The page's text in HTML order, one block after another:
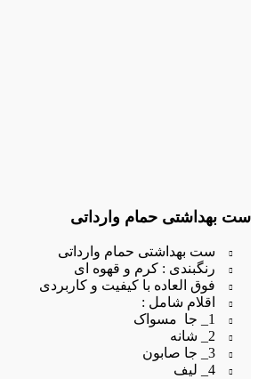
ست بهداشتی حمام وارداتی
ست بهداشتی حمام وارداتی
رنگبندی : کرم و قهوه ای
فوق العاده با کیفیت و کاربردی
اقلام شامل :
1_ جا مسواک
2_ شانه
3_ جا صابون
4_ لیف